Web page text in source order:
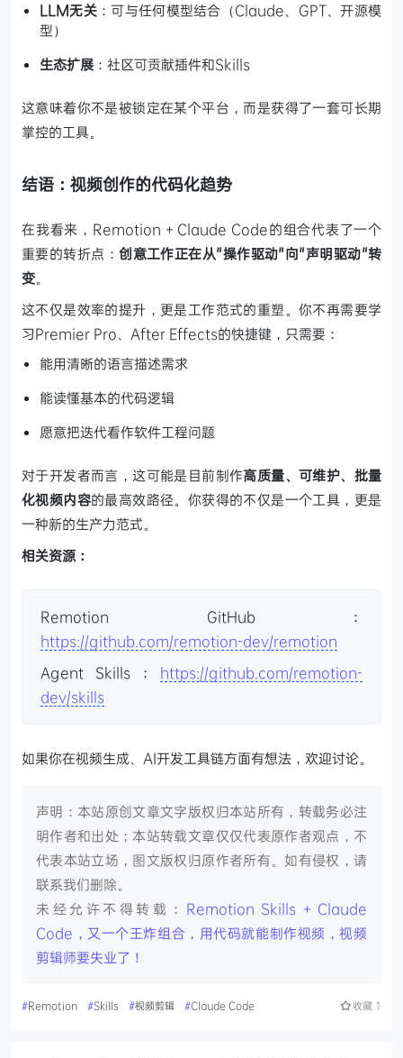
LLM无关：可与任何模型结合（Claude、GPT、开源模
型）
生态扩展 ：社区可贡献插件和Skills
这意味着你不是被锁定在某个平台，而是获得了一套可长期
掌控的工具。
结语：视频创作的代码化趋势
在我看来，Remotion + Claude Code的组合代表了一个
重要的转折点：创意工作正在从"操作驱动"向"声明驱动"转
变。
这不仅是效率的提升，更是工作范式的重塑。你不再需要学
习Premier Pro、After Effects的快捷键，只需要：
能用清晰的语言描述需求
能读懂基本的代码逻辑
愿意把迭代看作软件工程问题
对于开发者而言，这可能是目前制作高质量、可维护、批量
化视频内容的最高效路径。你获得的不仅是一个工具，更是
一种新的生产力范式。
相关资源：
Remotion GitHub：
https://github.com/remotion-dev/remotion
Agent Skills： https://github.com/remotion-
dev/skills
如果你在视频生成、AI开发工具链方面有想法，欢迎讨论。
声明：本站原创文章文字版权归本站所有，转载务必注
明作者和出处；本站转载文章仅仅代表原作者观点，不
代表本站立场，图文版权归原作者所有。如有侵权，请
联系我们删除。
未经允许不得转载： Remotion Skills + Claude
Code，又一个王炸组合，用代码就能制作视频，视频
剪辑师要失业了！
#Remotion #Skills #视频剪辑 #Claude Code 收藏 1